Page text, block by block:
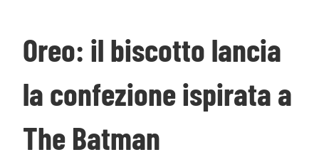
Oreo: il biscotto lancia
la confezione ispirata a
The Batman